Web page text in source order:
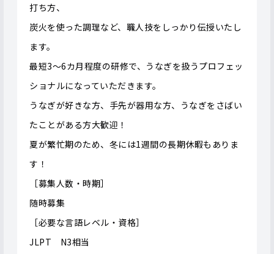
打ち方、
炭火を使った調理など、職人技をしっかり伝授いたし
ます。
最短3～6カ月程度の研修で、うなぎを扱うプロフェッ
ショナルになっていただきます。
うなぎが好きな方、手先が器用な方、うなぎをさばい
たことがある方大歓迎！
夏が繁忙期のため、冬には1週間の長期休暇もありま
す！
［募集人数・時期］
随時募集
［必要な言語レベル・資格］
JLPT N3相当